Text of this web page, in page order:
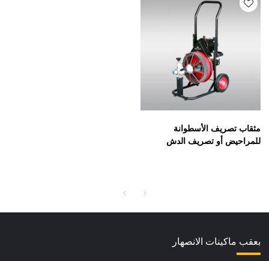
مثقاب تصريف الأسطوانة
للمراحيض أو تصريف الدش
بعقب ماكينات الانصهار